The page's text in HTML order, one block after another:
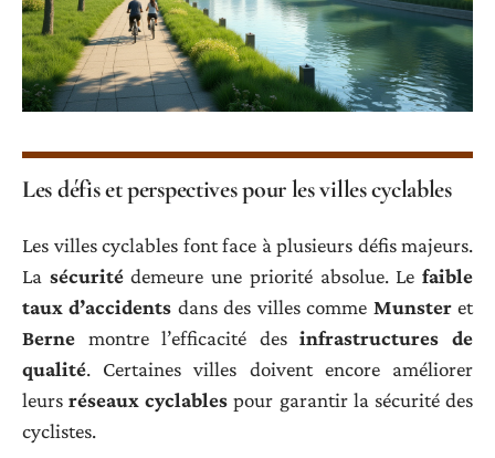
Les défis et perspectives pour les villes cyclables
Les villes cyclables font face à plusieurs défis majeurs.
La sécuritédemeure une priorité absolue. Lefaible
taux d’accidents dans des villes comme Munsteret
Berne montre l’efficacité desinfrastructures de
qualité. Certaines villes doivent encore améliorer
leursréseaux cyclables pour garantir la sécurité des
cyclistes.